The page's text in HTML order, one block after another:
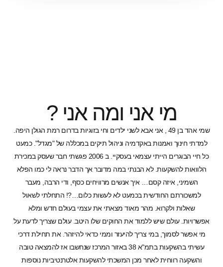
אני ומה אני ?
באקדמיה וניהול תיקים במכללה של "מגדל". כמעט
כל חיי הבוגרים הייתי עצמאי בעסקיי. ב 2006 פגשתי חבר שעסק במכירת
לא הבנתי במה מדובר אך הדבר נראה לי כמו הפלא
קסם… איך אנשים מרוויחים כסף, ודי הרבה, מעבר
בכמעט לא לעשות כלום…?! התחלתי לשאול
מהר מאוד מצאתי את עצמי בעולם חדש ומלא
שיש ללמוד את החוקים שלו היטב. עולם שצריך לדעת על
במי צריך להיעזר וממי כדאי להיזהר. את תחילת דרכי
עשיתי בהשקעות בתמ"א 38 באזור המרכז שנחשבו אז להמצאה טובה
לאחר מכן המשכתי להשקעות אלטרנטיביות נוספות